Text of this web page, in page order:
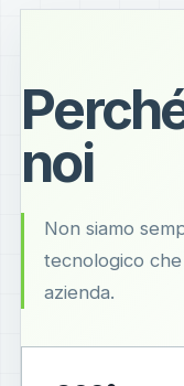
noi
Non siamo
tecnologico
azienda.